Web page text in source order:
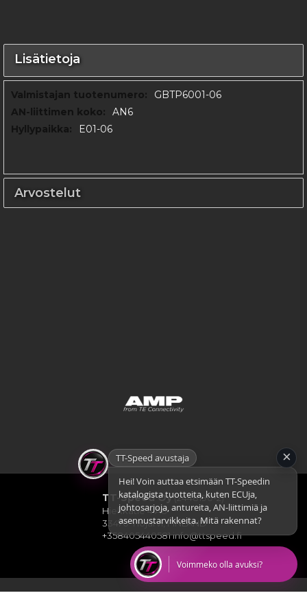
Lisätietoja
Lisätietoja
GBTP6001-06
AN6
E01-06
Arvostelut
TT-Speed Oy(2448190-2)
Hiekkatie 4 A8
33470 Ylöjärvi, FINLAND
+358405440581info@ttspeed.fi
TT-Speed avustaja
Hei! Voin auttaa etsimään TT-Speedin
katalogista tuotteita, kuten ECUja,
johtosarjoja, antureita, AN-liittimiä ja
asennustarvikkeita. Mitä rakennat?
×
Voimmeko olla avuksi?